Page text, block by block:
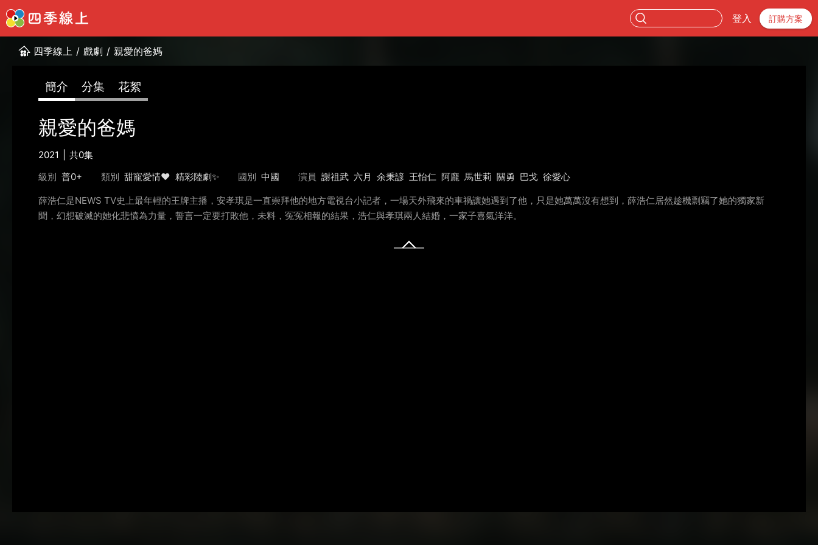
登入 訂購方案
四季線上 / 戲劇 / 親愛的爸媽
簡介 分集 花絮
親愛的爸媽
2021
共0集
級別 普0+ 類別 甜寵愛情❤️ 精彩陸劇✨ 國別 中國 演員 謝祖武 六月 余秉諺 王怡仁 阿龐 馬世莉 關勇 巴戈 徐愛心
薛浩仁是NEWS TV史上最年輕的王牌主播，安孝琪是一直崇拜他的地方電視台小記者，一場天外飛來的車禍讓她遇到了他，只是她萬萬沒有想到，薛浩仁居然趁機剽竊了她的獨家新
聞，幻想破滅的她化悲憤為力量，誓言一定要打敗他，未料，冤冤相報的結果，浩仁與孝琪兩人結婚，一家子喜氣洋洋。